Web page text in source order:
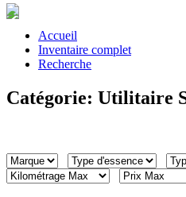
Accueil
Inventaire complet
Recherche
Catégorie: Utilitaire